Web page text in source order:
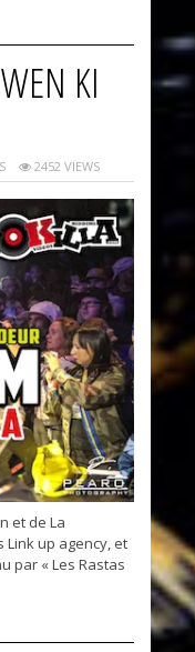
KI
2452 VIEWS
et de La
up agency, et
par « Les Rastas